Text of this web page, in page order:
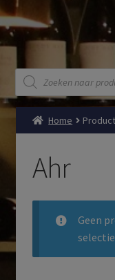
Producten
zoeken
Home
Ahr
Geen